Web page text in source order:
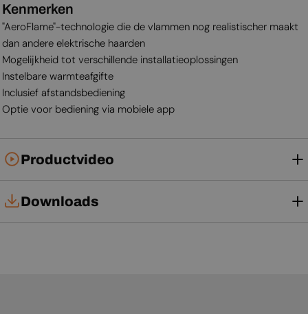
Kenmerken
"AeroFlame"-technologie die de vlammen nog realistischer maakt
dan andere elektrische haarden
Mogelijkheid tot verschillende installatieoplossingen
Instelbare warmteafgifte
Inclusief afstandsbediening
Optie voor bediening via mobiele app
Productvideo
Downloads